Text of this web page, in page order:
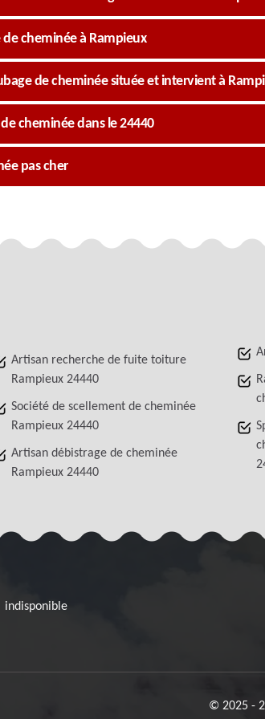
cheminée à Rampieux
de cheminée située et intervient à
cheminée dans le 24440
pas cher
Artisan recherche de fuite toiture
Rampieux 24440
Société de scellement de cheminée
Rampieux 24440
Artisan débistrage de cheminée
Rampieux 24440
indisponible
© 2025 -